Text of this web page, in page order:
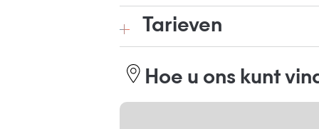
Tarieven
Hoe u ons kunt